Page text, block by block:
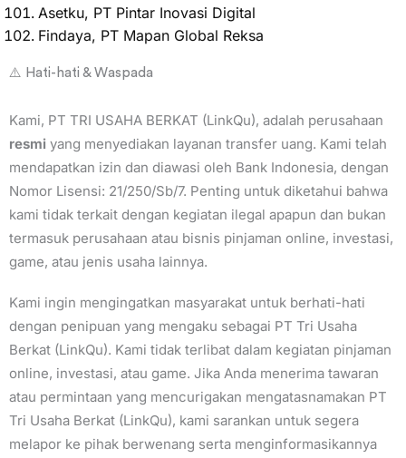
Asetku, PT Pintar Inovasi Digital
Findaya, PT Mapan Global Reksa
⚠️ Hati-hati & Waspada
Kami, PT TRI USAHA BERKAT (LinkQu), adalah perusahaan
resmi yang menyediakan layanan transfer uang. Kami telah
mendapatkan izin dan diawasi oleh Bank Indonesia, dengan
Nomor Lisensi: 21/250/Sb/7. Penting untuk diketahui bahwa
kami tidak terkait dengan kegiatan ilegal apapun dan bukan
termasuk perusahaan atau bisnis pinjaman online, investasi,
game, atau jenis usaha lainnya.
Kami ingin mengingatkan masyarakat untuk berhati-hati
dengan penipuan yang mengaku sebagai PT Tri Usaha
Berkat (LinkQu). Kami tidak terlibat dalam kegiatan pinjaman
online, investasi, atau game. Jika Anda menerima tawaran
atau permintaan yang mencurigakan mengatasnamakan PT
Tri Usaha Berkat (LinkQu), kami sarankan untuk segera
melapor ke pihak berwenang serta menginformasikannya